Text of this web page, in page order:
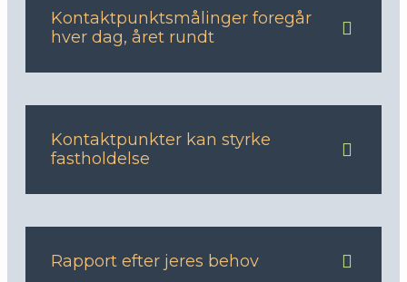
Kontaktpunktsmålinger foregår
hver dag, året rundt
Kontaktpunkter kan styrke
fastholdelse
Rapport efter jeres behov